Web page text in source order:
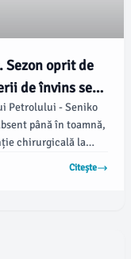
Sezon oprit de
de învins se
pentru mesaj.
Petrolului - Seniko
până în toamnă,
chirurgicală la
Citește